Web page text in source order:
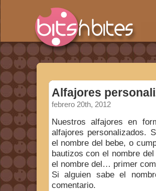
Alfajores
febrero 20th, 2012
Nuestros alfajores en
alfajores personalizados.
el nombre del bebe, o
bautizos con el nombre
el nombre del… primer
Si alguien sabe el
comentario.